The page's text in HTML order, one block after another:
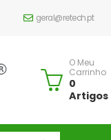
geral@retech.pt
O Meu
Carrinho
0
Artigos